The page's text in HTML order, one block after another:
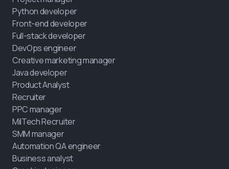
Python developer
Front-end developer
Full-stack developer
DevOps engineer
Creative marketing manager
Java developer
Product Analyst
Recruiter
PPC manager
MilTech Recruiter
SMM manager
Automation QA engineer
Business analyst